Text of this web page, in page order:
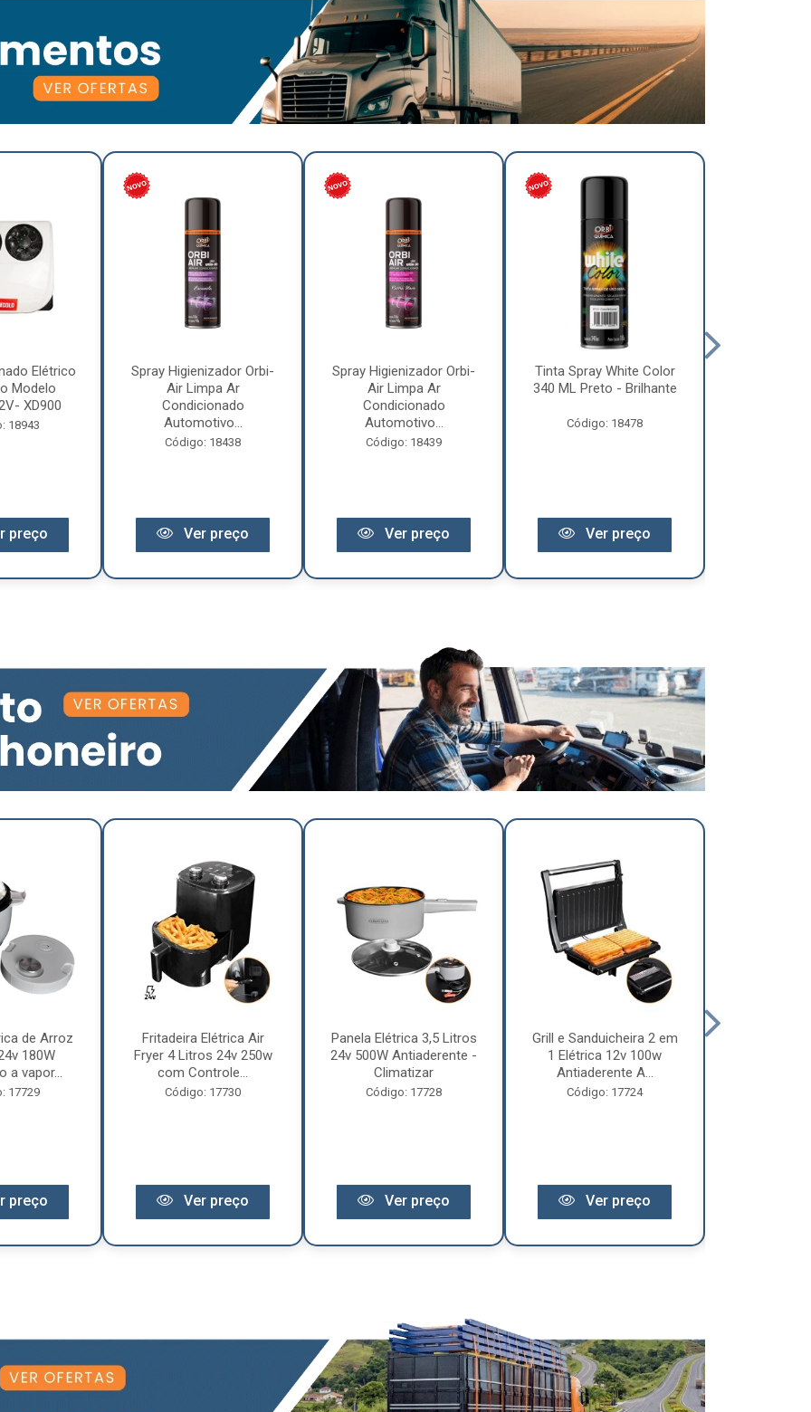
Elétrico
Modelo
XD900
18943
preço
Spray Higienizador Orbi-
Air Limpa Ar
Condicionado
Automotivo...
Código: 18438
Ver preço
Spray Higienizador Orbi-
Air Limpa Ar
Condicionado
Automotivo...
Código: 18439
Ver preço
Tinta Spray White Color
340 ML Preto - Brilhante
Código: 18478
Ver preço
de Arroz
180W
a vapor...
17729
preço
Fritadeira Elétrica Air
Fryer 4 Litros 24v 250w
com Controle...
Código: 17730
Ver preço
Panela Elétrica 3,5 Litros
24v 500W Antiaderente -
Climatizar
Código: 17728
Ver preço
Grill e Sanduicheira 2 em
1 Elétrica 12v 100w
Antiaderente A...
Código: 17724
Ver preço